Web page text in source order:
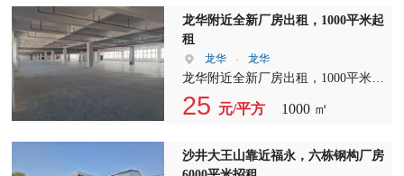
龙华附近全新厂房出租，1000平米起
租
龙华 - 龙华
龙华附近全新厂房出租，1000平米起
租，一楼层高8米，2-3楼层高6米，
生产主线到车间，配套齐全，有5吨
等，好招工，租金20起租。
25 元/平方 1000 ㎡
​沙井大王山靠近福永，六栋钢构厂房